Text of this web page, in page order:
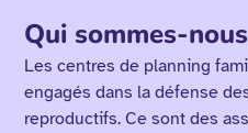
Qui sommes-
Les centres de planning
engagés dans la défense
reproductifs. Ce sont des